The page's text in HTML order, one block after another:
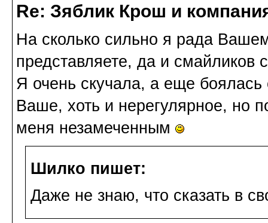
Re: Зяблик Крош и
На сколько сильно я рада
представляете, да и смайликов
Я очень скучала, а еще боялась
Ваше, хоть и нерегулярное, но
меня незамеченным
Шилко пишет:
Даже не знаю, что сказать в